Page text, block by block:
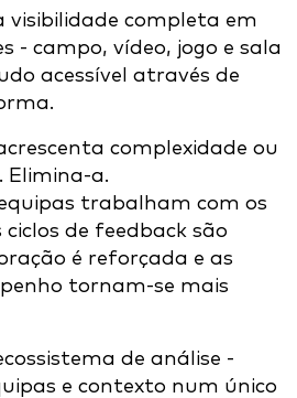
visibilidade completa em
- campo, vídeo, jogo e sala
acessível através de
complexidade ou
Elimina-a.
trabalham com os
de feedback são
é reforçada e as
tornam-se mais
de análise -
e contexto num único